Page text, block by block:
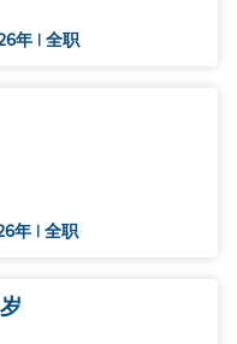
年 | 全职
年 | 全职
岁